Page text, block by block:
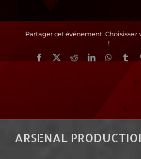
Partager cet événement.
!
Facebook
X RedditLinkedIn
ARSENAL